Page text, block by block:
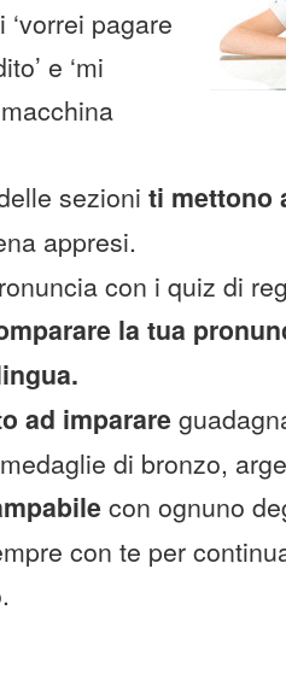
‘vorrei pagare
e ‘mi
sezioni ti mettono
appresi.
con i quiz di
la tua
ad imparare
di bronzo,
con ognuno
con te per